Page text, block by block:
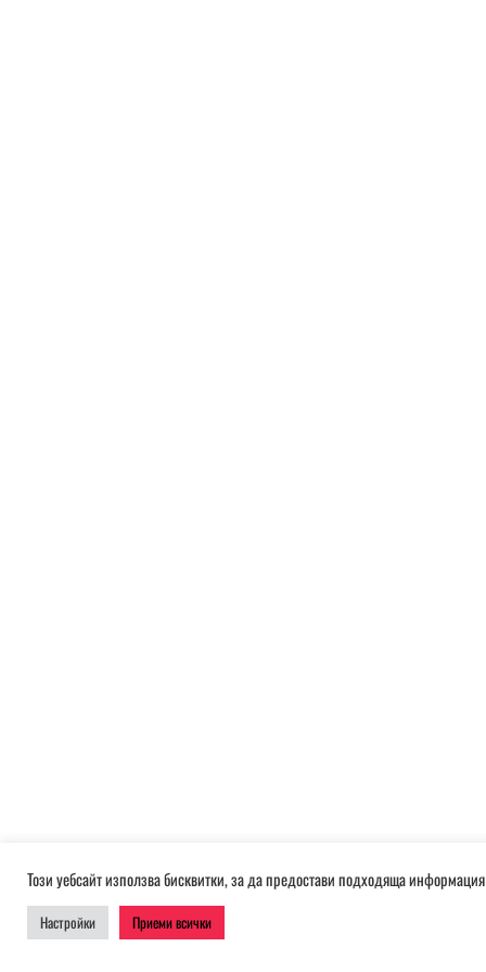
Този уебсайт използва бисквитки, за да предостави подходяща
Настройки Приеми всички